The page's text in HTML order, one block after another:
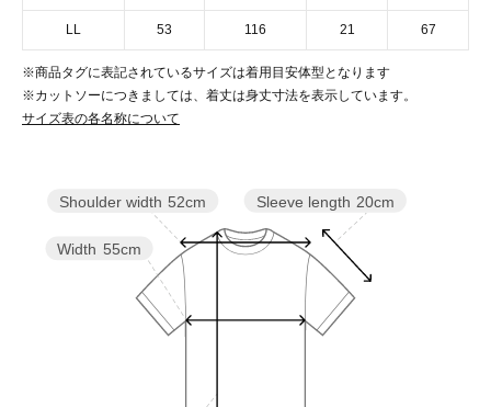
LL 53 116 21 67
※商品タグに表記されているサイズは着用目安体型となります
※カットソーにつきましては、着丈は身丈寸法を表示しています。
サイズ表の各名称について
Sleeve length 20cm
Width 55cm
Shoulder width 52cm